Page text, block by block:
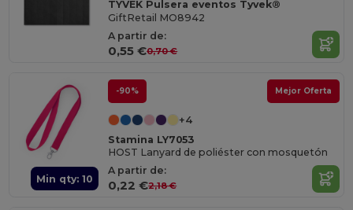
TYVEK Pulsera eventos Tyvek®
GiftRetail MO8942
A partir de:
0,55 €0,70 €
Min qty: 10
-90% Mejor Oferta
+4
Stamina LY7053
HOST Lanyard de poliéster con mosquetón
A partir de:
0,22 €2,18 €